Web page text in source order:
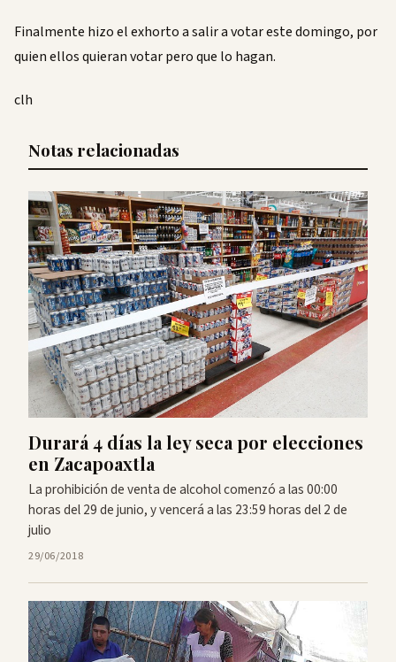
Finalmente hizo el exhorto a salir a votar este domingo, por
quien ellos quieran votar pero que lo hagan.
clh
Notas relacionadas
Durará 4 días la ley seca por elecciones
en Zacapoaxtla
La prohibición de venta de alcohol comenzó a las 00:00
horas del 29 de junio, y vencerá a las 23:59 horas del 2 de
julio
29/06/2018